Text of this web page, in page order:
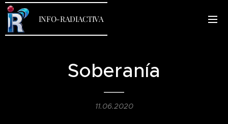
INFO-RADIACTIVA
Soberanía
11.06.2020